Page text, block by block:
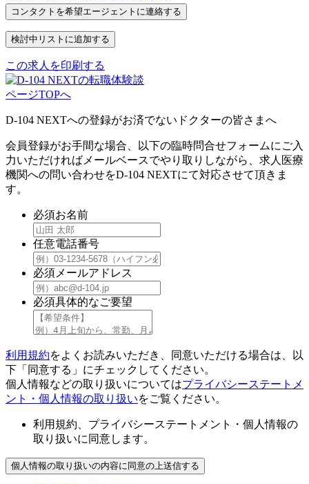
この求人を印刷する
ページTOPへ
D-104 NEXTへの登録がお済でないドクターの皆さまへ
会員登録がお手間な場合、以下の臨時問合せフォームにご入
力いただければメールベースでやり取りしながら、求人医療
機関への問い合わせをD-104 NEXTにて対応させて頂きま
す。
必須お名前
任意電話番号
必須 メールアドレス
必須具体的なご要望
利用規約をよくお読みいただき、同意いただける場合は、以
下「同意する」にチェックしてください。
個人情報などの取り扱いについてはプライバシーステートメ
ント・個人情報の取り扱いをご覧ください。
利用規約、プライバシーステートメント・個人情報の
取り扱いに同意します。